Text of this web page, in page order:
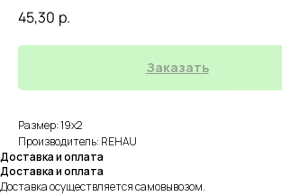
45,30 р.
Заказать
Размер: 19х2
Производитель: REHAU
Доставка и оплата
Доставка и оплата
Доставка осуществляется самовывозом.